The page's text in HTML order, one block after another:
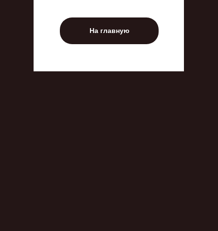
На главную